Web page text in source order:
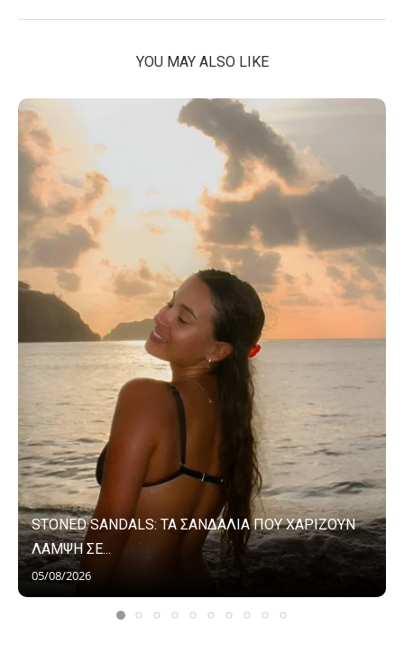
YOU MAY ALSO LIKE
STONED SANDALS: ΤΑ ΣΑΝΔΑΛΙΑ ΠΟΥ ΧΑΡΙΖΟΥΝ
ΛΑΜΨΗ ΣΕ...
05/08/2026